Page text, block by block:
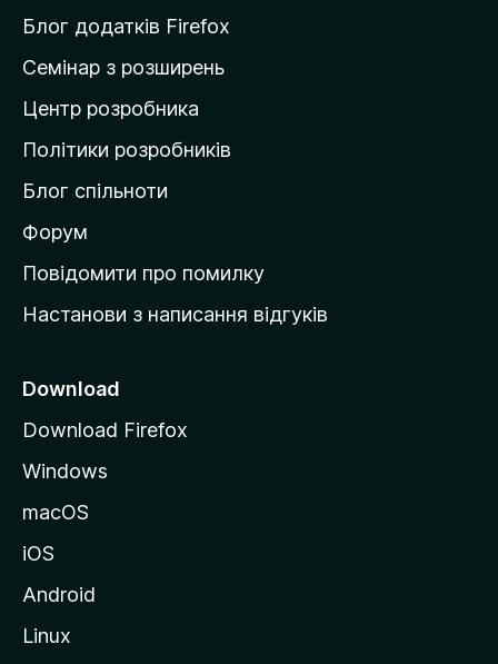
и
а
д
о
і
в
к
M
z
l
l
Блог додатків Firefox
Семінар з розширень
Центр розробника
Політики розробників
Блог спільноти
Форум
Повідомити про помилку
Настанови з написання відгуків
Download
Download Firefox
Windows
macOS
iOS
Android
Linux